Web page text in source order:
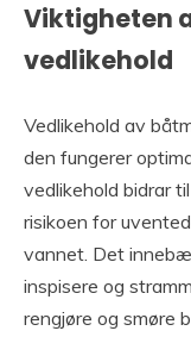
Viktigheten
vedlikehold
Vedlikehold av
den fungerer
vedlikehold bidrar
risikoen for
vannet. Det
inspisere og
rengjøre og smøre